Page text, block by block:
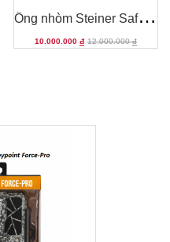
Ố
ng nhòm Steiner Safari Ultrasharp 10x30
10.000.000 đ 12.000.000đ